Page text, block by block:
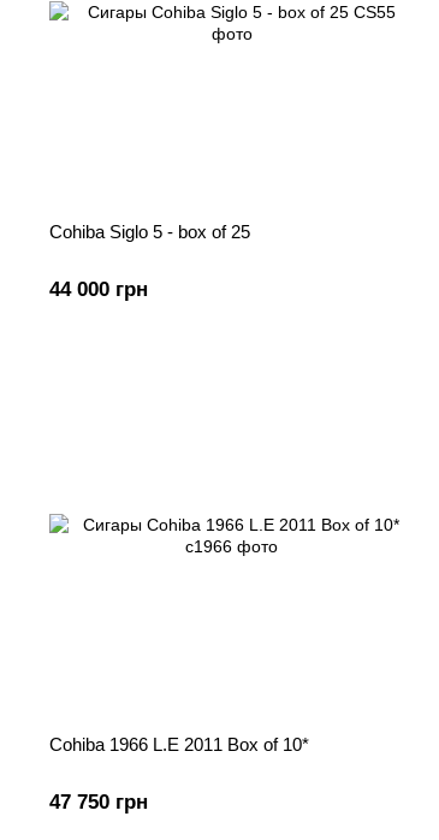
Cohiba Siglo 5 - box of 25
44 000 грн
Cohiba 1966 L.E 2011 Box of 10*
47 750 грн